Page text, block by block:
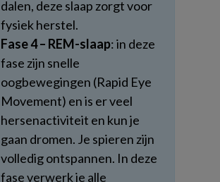
dalen, deze slaap zorgt voor
fysiek herstel.
Fase 4 – REM-slaap: in deze
fase zijn snelle
oogbewegingen (Rapid Eye
Movement) en is er veel
hersenactiviteit en kun je
gaan dromen. Je spieren zijn
volledig ontspannen. In deze
fase verwerk je alle